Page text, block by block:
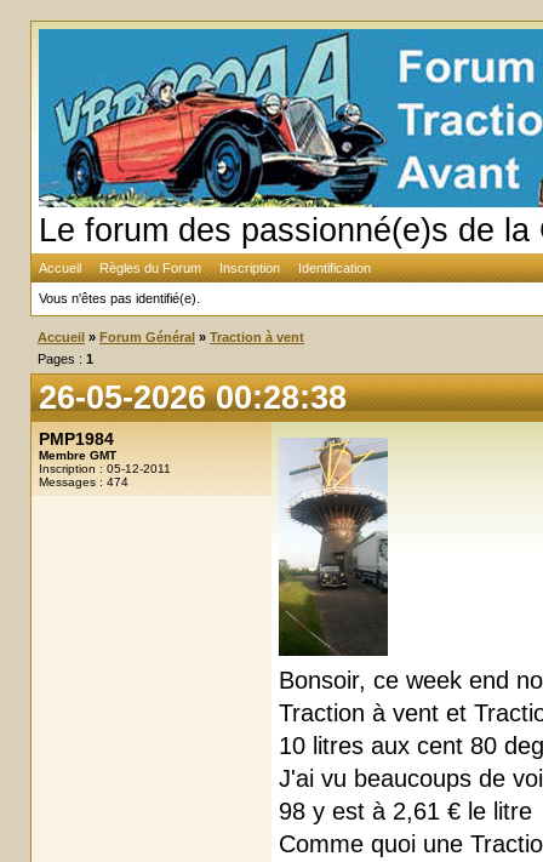
Le forum des passionné(e)s de
Accueil Règles du Forum Inscription Identification
Vous n'êtes pas identifié(e).
Accueil » Forum Général » Traction à vent
Pages : 1
26-05-2026 00:28:38
PMP1984
Membre GMT
Inscription : 05-12-2011
Messages : 474
Bonsoir, ce week end
Traction à vent et
10 litres aux cent 80
J'ai vu beaucoups de
98 y est à 2,61 € le litre
Comme quoi une